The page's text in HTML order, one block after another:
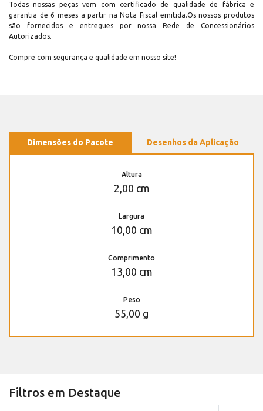
Todas nossas peças vem com certificado de qualidade de fábrica e
garantia de 6 meses a partir na Nota Fiscal emitida.Os nossos produtos
são fornecidos e entregues por nossa Rede de Concessionários
Autorizados.
Compre com segurança e qualidade em nosso site!
Dimensões do Pacote Desenhos da Aplicação
Altura
2,00 cm
Largura
10,00 cm
Comprimento
13,00 cm
Peso
55,00 g
Filtros em Destaque